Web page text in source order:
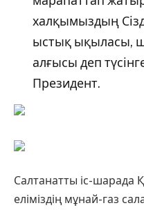
халқымыздың
ыстық ықыласы,
алғысы деп
Президент.
Салтанатты іс-
еліміздің мұнай-газ